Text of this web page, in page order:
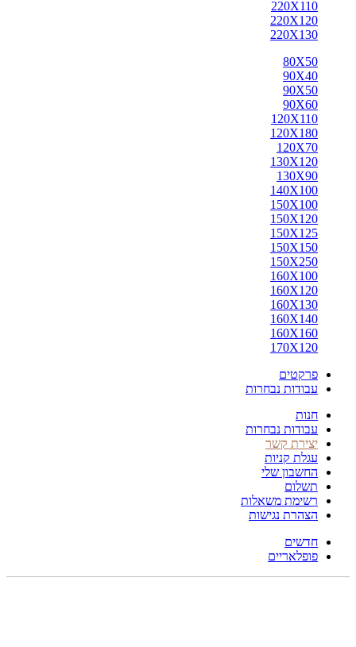
220X110
220X120
220X130
80X50
90X40
90X50
90X60
120X110
120X180
120X70
130X120
130X90
140X100
150X100
150X120
150X125
150X150
150X250
160X100
160X120
160X130
160X140
160X160
170X120
פרקטים
עבודות נבחרות
חנות
עבודות נבחרות
יצירת קשר
עגלת קניות
החשבון שלי
תשלום
רשימת משאלות
הצהרת נגישות
חדשים
פופלאריים